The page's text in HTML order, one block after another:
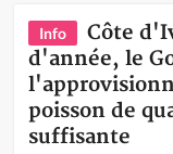
Info
Côte
d'année, le
poisson de
suffisante